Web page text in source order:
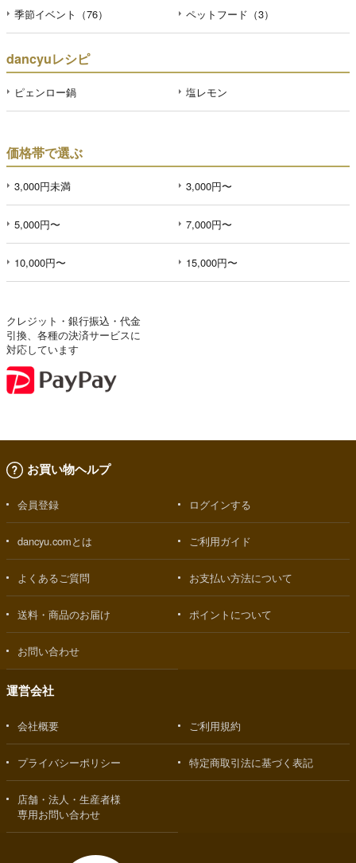
季節イベント（76） ペットフード（3）
dancyuレシピ
ピェンロー鍋 塩レモン
価格帯で選ぶ
3,000円未満 3,000円〜
5,000円〜 7,000円〜
10,000円〜 15,000円〜
クレジット・銀行振込・代金
引換、各種の決済サービスに
対応しています
お買い物ヘルプ
会員登録 ログインする
dancyu.comとは ご利用ガイド
よくあるご質問 お支払い方法について
送料・商品のお届け ポイントについて
お問い合わせ
運営会社
会社概要 ご利用規約
プライバシーポリシー 特定商取引法に基づく表記
店舗・法人・生産者様
専用お問い合わせ